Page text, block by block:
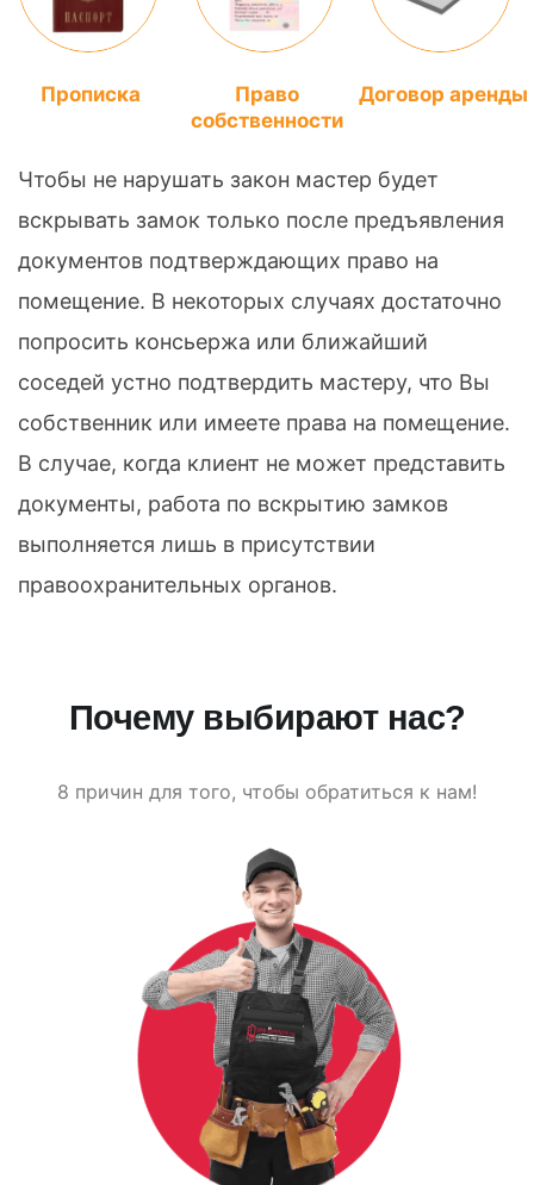
Прописка
Право
собственности
Договор аренды
Чтобы не нарушать закон мастер будет
вскрывать замок только после предъявления
документов подтверждающих право на
помещение. В некоторых случаях достаточно
попросить консьержа или ближайший
соседей устно подтвердить мастеру, что Вы
собственник или имеете права на помещение.
В случае, когда клиент не может представить
документы, работа по вскрытию замков
выполняется лишь в присутствии
правоохранительных органов.
Почему выбирают нас?
8 причин для того, чтобы обратиться к нам!